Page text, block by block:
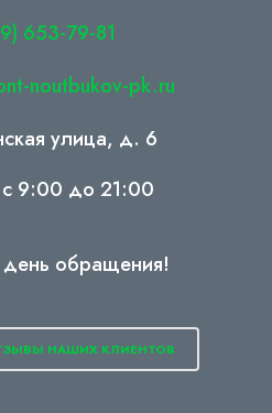
653-79-81
noutbukov-pk.ru
улица, д. 6
с 9:00 до 21:00
день обращения!
НАШИХ КЛИЕНТОВ